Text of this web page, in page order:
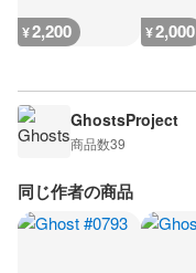
¥2,200 ¥2,000
GhostsProject
商品数39
同じ作者の商品